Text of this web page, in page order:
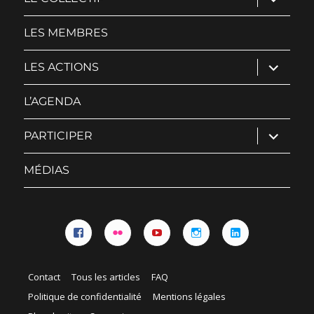
le
sous-
LES MEMBRES
LES ACTIONS ouvrir
le
sous-
L’AGENDA
PARTICIPER ouvrir
le
sous-
MÉDIAS
Contact Tous les articles
FAQ
Politique de confidentialité
Mentions légales